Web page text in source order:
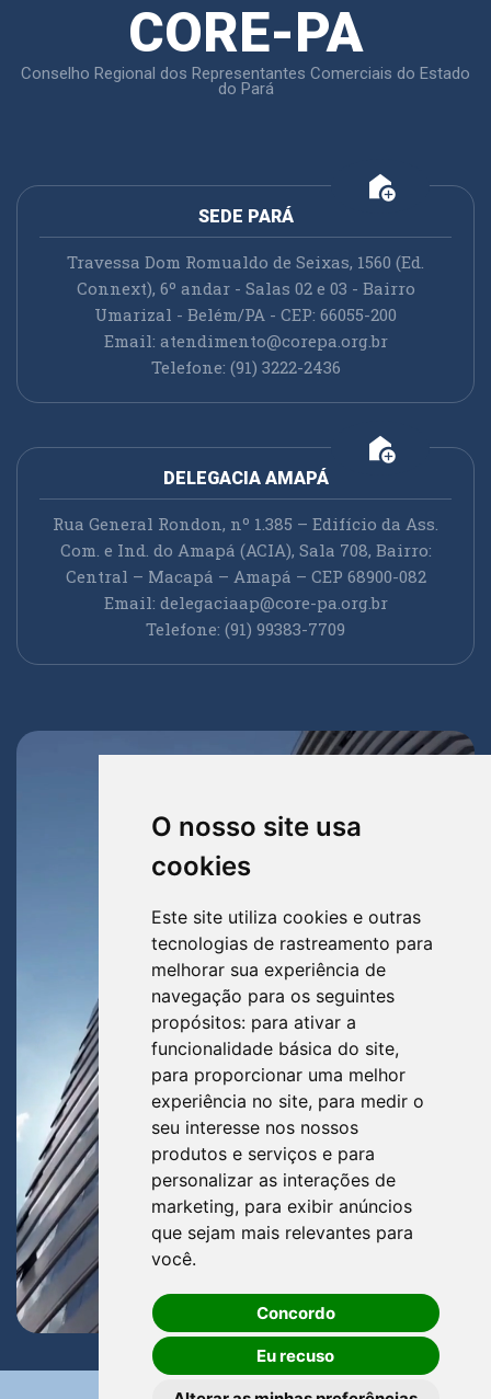
O nosso site usa
cookies
Este site utiliza cookies e outras
tecnologias de rastreamento para
melhorar sua experiência de
navegação para os seguintes
propósitos: para ativar a
funcionalidade básica do site,
para proporcionar uma melhor
experiência no site, para medir o
seu interesse nos nossos
produtos e serviços e para
personalizar as interações de
marketing, para exibir anúncios
que sejam mais relevantes para
você.
Concordo
Eu recuso
CORE-PA
Conselho Regional dos Representantes Comerciais do Estado
do Pará
add_home
SEDE PARÁ
Travessa Dom Romualdo de Seixas, 1560 (Ed.
Connext), 6º andar - Salas 02 e 03 - Bairro
Umarizal - Belém/PA - CEP: 66055-200
Email: atendimento@corepa.org.br
Telefone: (91) 3222-2436
add_home
DELEGACIA AMAPÁ
Rua General Rondon, nº 1.385 – Edifício da Ass.
Com. e Ind. do Amapá (ACIA), Sala 708, Bairro:
Central – Macapá – Amapá – CEP 68900-082
Email: delegaciaap@core-pa.org.br
Telefone: (91) 99383-7709